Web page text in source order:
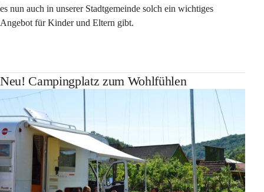
es nun auch in unserer Stadtgemeinde solch ein wichtiges
Angebot für Kinder und Eltern gibt.
Neu! Campingplatz zum Wohlfühlen